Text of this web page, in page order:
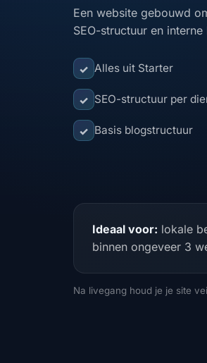
Een website gebouwd
SEO-structuur en
✓ Alles uit Starter
✓ SEO-structuur per
✓ Basis blogstructuur
Ideaal voor: lokale
binnen ongeveer 3
Na livegang houd je je site